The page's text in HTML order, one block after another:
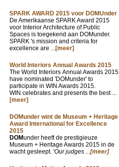
SPARK AWARD 2015 voor DOMUnder
De Amerikaanse SPARK Award 2015
voor Interior Architecture of Public
Spaces is toegekend aan DOMunder.
SPARK 's mission and criteria for
excellence are ...[meer]
World Interiors Annual Awards 2015
The World Interiors Annual Awards 2015
have nominated 'DOMunder' to
participate in WIN Awards 2015.
WIN celebrates and presents the best ...
[meer]
DOMunder wint de Museum + Heritage
Award International for Excellence
2015
DOMunder heeft de prestigieuze
Museum + Heritage Awards 2015 in de
wacht gesleept. 'Our judges ...[meer]